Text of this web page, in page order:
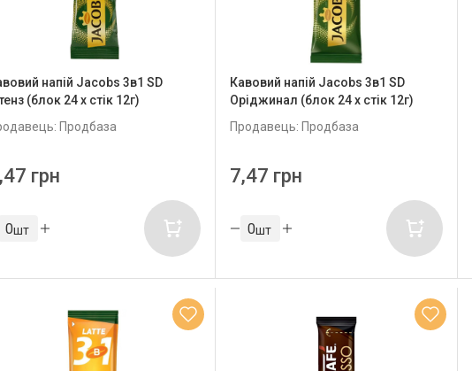
напій Jacobs 3в1 SD
(блок 24 х стік 12г)
Продбаза
грн
шт
Кавовий напій Jacobs 3в1 SD
Оріджинал (блок 24 x стік 12г)
Продавець: Продбаза
7,47 грн
шт